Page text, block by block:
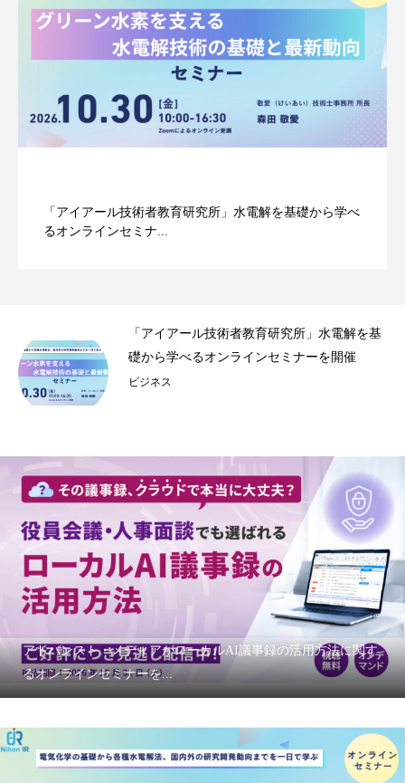
「アイアール技術者教育研究所」水電解を基礎から学べ
るオンラインセミナ...
「アイアール技術者教育研究所」水電解を基
礎から学べるオンラインセミナーを開催
ビジネス
アドバンスト・メディアがローカルAI議事録の活用方法に関す
るオンラインセミナーを...